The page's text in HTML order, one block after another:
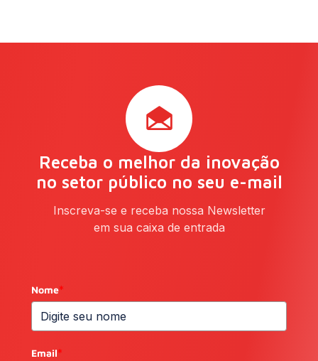
Receba o melhor da inovação
no setor público no seu e-mail
Inscreva-se e receba nossa Newsletter
em sua caixa de entrada
Nome*
Email*